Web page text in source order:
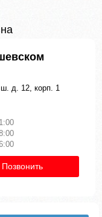
д. 12, корп. 1
Позвонить